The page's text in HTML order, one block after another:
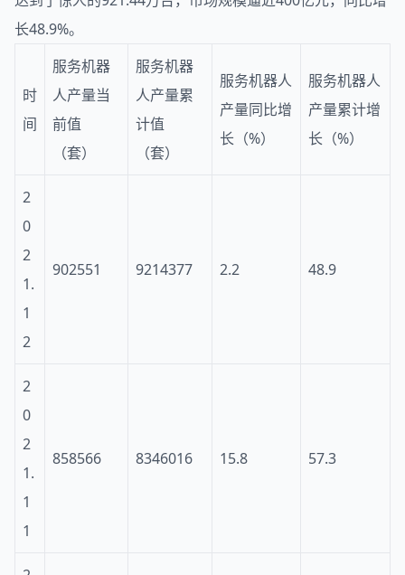
长48.9%。
时
间
服务机器
人产量当
前值
（套）
服务机器
人产量累
计值
（套）
服务机器人
产量同比增
长（%）
服务机器人
产量累计增
长（%）
2
0
2
1.
1
2
902551 9214377 2.2 48.9
2
0
2
1.
1
1
858566 8346016 15.8 57.3